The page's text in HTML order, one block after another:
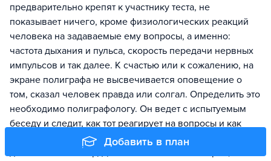
Добавить в план
предварительно крепят к участнику теста, не
показывает ничего, кроме физиологических реакций
человека на задаваемые ему вопросы, а именно:
частота дыхания и пульса, скорость передачи нервных
импульсов и так далее. К счастью или к сожалению, на
экране полиграфа не высвечивается оповещение о
том, сказал человек правда или солгал. Определить это
необходимо полиграфологу. Он ведет с испытуемым
беседу и следит, как тот реагирует на вопросы и как
чувствует себя во время ответа. Если он начинает чаще